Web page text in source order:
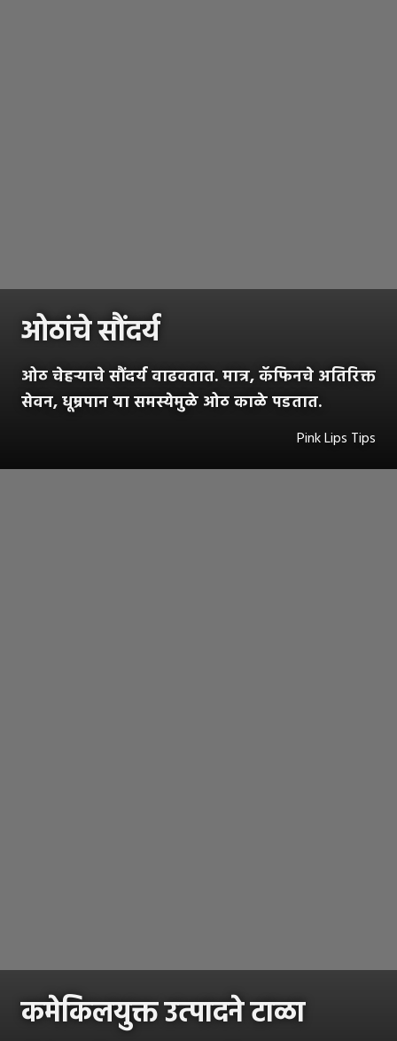
ओठांचे सौंदर्य
ओठ चेहर्‍याचे सौंदर्य वाढवतात. मात्र, कॅफिनचे अतिरिक्त
सेवन, धूम्रपान या समस्येमुळे ओठ काळे पडतात.
Pink Lips Tips
कमेकिलयुक्त उत्पादने टाळा